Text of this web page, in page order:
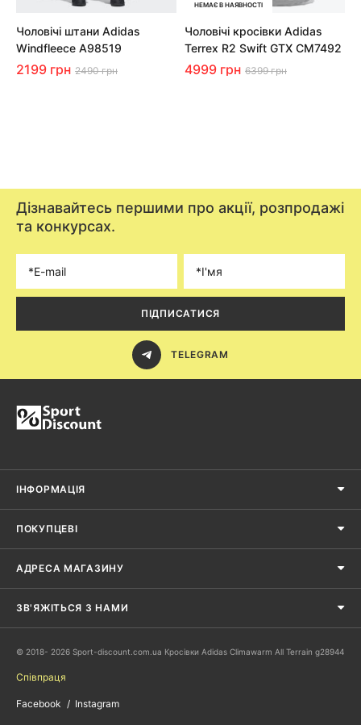
Чоловічі штани Adidas
Windfleece A98519
2199 грн 2490 грн
НЕМАЄ В НАЯВНОСТІ
Чоловічі кросівки Adidas
Terrex R2 Swift GTX CM7492
4999 грн 6399 грн
Дізнавайтесь першими про акції, розпродажі
та конкурсах.
ПІДПИСАТИСЯ
TELEGRAM
ІНФОРМАЦІЯ
ПОКУПЦЕВІ
АДРЕСА МАГАЗИНУ
ЗВ'ЯЖІТЬСЯ З НАМИ
© 2018- 2026 Sport-discount.com.ua Кросівки Adidas Climawarm All Terrain g28944
Співпраця
Facebook Instagram